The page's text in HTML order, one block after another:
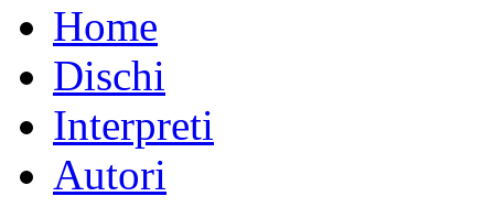
Home
Dischi
Interpreti
Autori